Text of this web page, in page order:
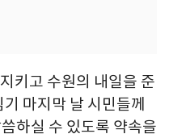
키고 수원의 내일을 준
마지막 날 시민들께
하실 수 있도록 약속을